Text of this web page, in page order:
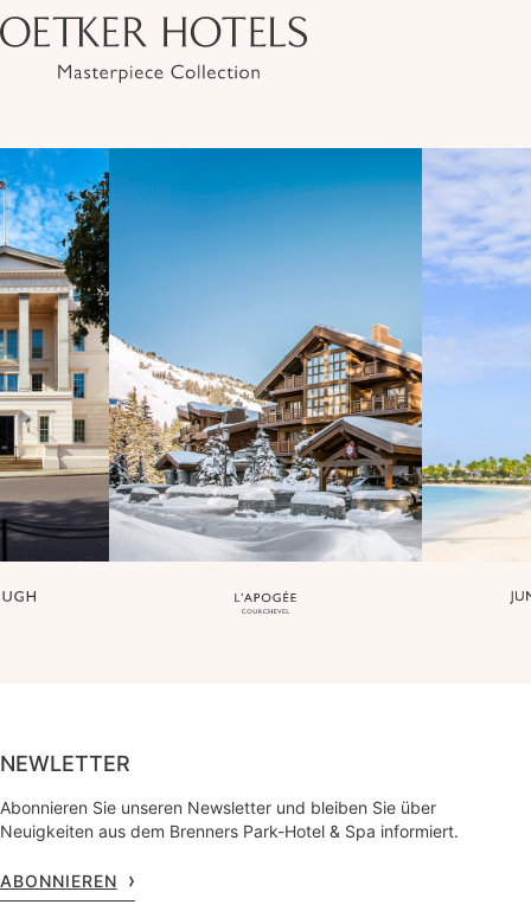
NEWLETTER
Abonnieren Sie unseren Newsletter und bleiben Sie über
Neuigkeiten aus dem Brenners Park-Hotel & Spa informiert.
ABONNIEREN